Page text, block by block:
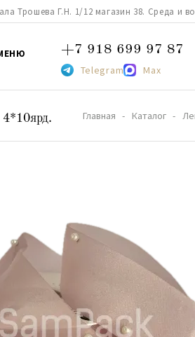
Трошева Г.Н. 1/12 магазин 38. Среда и
+7 918 699 97 87
Telegram Max
Главная Каталог